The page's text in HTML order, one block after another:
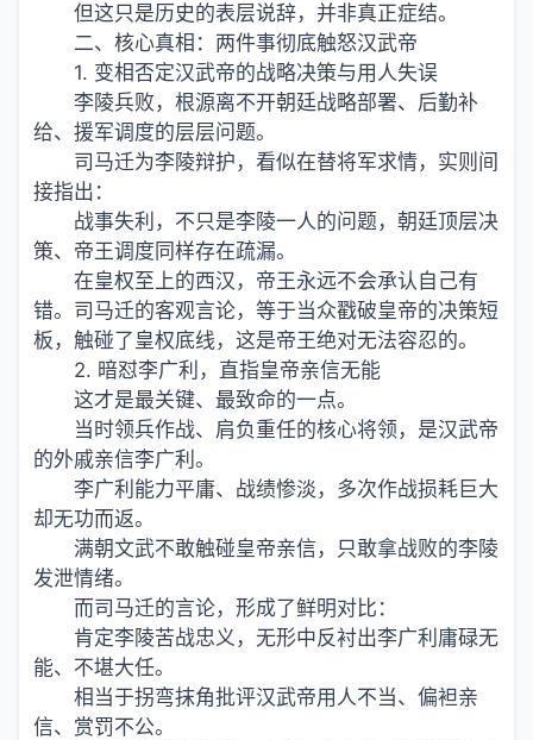
但这只是历史的表层说辞，并非真正症结。
二、核心真相：两件事彻底触怒汉武帝
1. 变相否定汉武帝的战略决策与用人失误
李陵兵败，根源离不开朝廷战略部署、后勤补
给、援军调度的层层问题。
司马迁为李陵辩护，看似在替将军求情，实则间
接指出：
战事失利，不只是李陵一人的问题，朝廷顶层决
策、帝王调度同样存在疏漏。
在皇权至上的西汉，帝王永远不会承认自己有
错。司马迁的客观言论，等于当众戳破皇帝的决策短
板，触碰了皇权底线，这是帝王绝对无法容忍的。
2. 暗怼李广利，直指皇帝亲信无能
这才是最关键、最致命的一点。
当时领兵作战、肩负重任的核心将领，是汉武帝
的外戚亲信李广利。
李广利能力平庸、战绩惨淡，多次作战损耗巨大
却无功而返。
满朝文武不敢触碰皇帝亲信，只敢拿战败的李陵
发泄情绪。
而司马迁的言论，形成了鲜明对比：
肯定李陵苦战忠义，无形中反衬出李广利庸碌无
能、不堪大任。
相当于拐弯抹角批评汉武帝用人不当、偏袒亲
信、赏罚不公。